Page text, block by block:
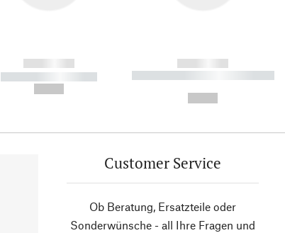
------------
----------- -----------
------------
----------- ----------- ----------
Customer Service
Ob Beratung, Ersatzteile oder
Sonderwünsche - all Ihre Fragen und